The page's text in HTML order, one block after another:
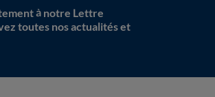
à notre Lettre
toutes nos actualités et